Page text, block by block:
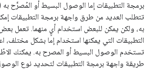
برمجة التطبيقات إما الوصول البسيط أو المُصرَّح
تتطلب العديد من طرق واجهة برمجة التطبيقات
به، ولكن يمكن للبعض استخدام أيٍ منهما. تعمل
التطبيقات التي يمكنها استخدام إما بشكل مختلف،
تستخدم الوصول البسيط أو المصرح به. يمكنك
طريقة واجهة برمجة التطبيقات لتحديد نوع